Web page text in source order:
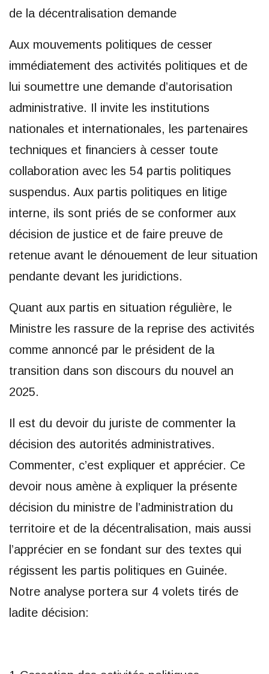
de la décentralisation demande
Aux mouvements politiques de cesser
immédiatement des activités politiques et de
lui soumettre une demande d’autorisation
administrative. Il invite les institutions
nationales et internationales, les partenaires
techniques et financiers à cesser toute
collaboration avec les 54 partis politiques
suspendus. Aux partis politiques en litige
interne, ils sont priés de se conformer aux
décision de justice et de faire preuve de
retenue avant le dénouement de leur situation
pendante devant les juridictions.
Quant aux partis en situation régulière, le
Ministre les rassure de la reprise des activités
comme annoncé par le président de la
transition dans son discours du nouvel an
2025.
Il est du devoir du juriste de commenter la
décision des autorités administratives.
Commenter, c’est expliquer et apprécier. Ce
devoir nous amène à expliquer la présente
décision du ministre de l’administration du
territoire et de la décentralisation, mais aussi
l’apprécier en se fondant sur des textes qui
régissent les partis politiques en Guinée.
Notre analyse portera sur 4 volets tirés de
ladite décision: